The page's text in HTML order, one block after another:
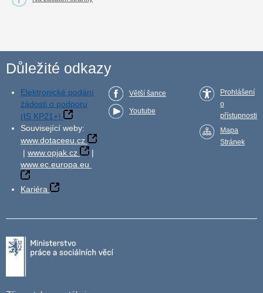
Důležité odkazy
Elektronické podání
žádosti o podporu
(IS KP21+)
Související weby:
www.dotaceeu.cz
| www.opjak.cz
|
www.ec.europa.eu
Kariéra
Větší šance
Youtube
Prohlášení
o
přístupnosti
Mapa
Stránek